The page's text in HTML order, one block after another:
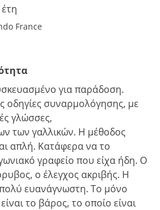
France
για παράδοση.
οδηγίες συναρμολόγησης, με
γλώσσες,
των γαλλικών. Η μέθοδος
απλή. Κατάφερα να το
γραφείο που είχα ήδη. Ο
ο έλεγχος ακριβής. Η
ευανάγνωστη. Το μόνο
το βάρος, το οποίο είναι